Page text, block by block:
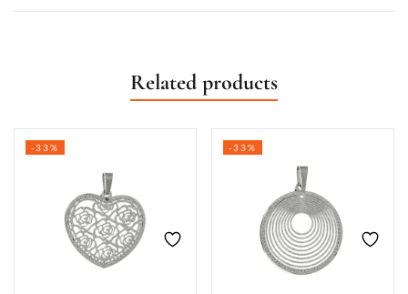
Related products
-33% -33%